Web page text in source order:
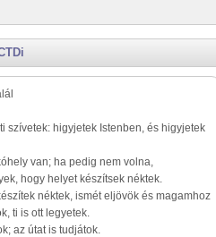
szívetek: higyjetek Istenben, és higyjetek
van; ha pedig nem volna,
hogy helyet készítsek néktek.
néktek, ismét eljövök és magamhoz
ti is ott legyetek.
az útat is tudjátok.